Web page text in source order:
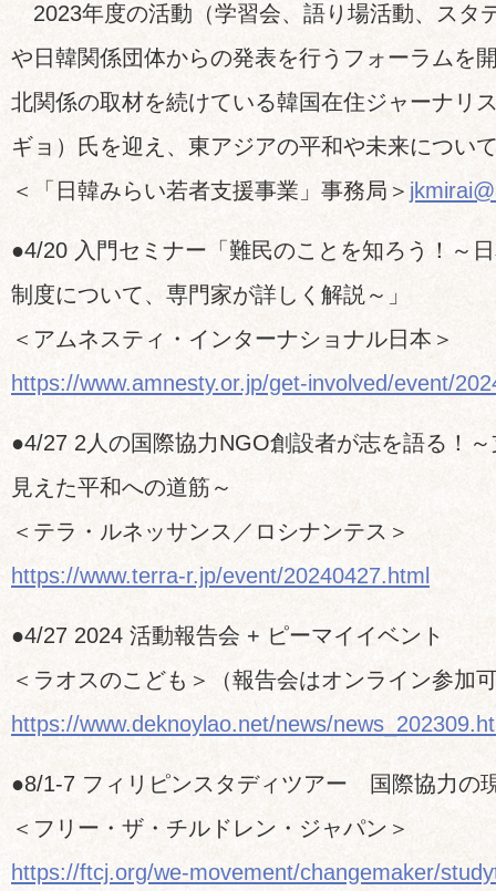
2023年度の活動（学習会、語り場活動、スタ
や日韓関係団体からの発表を行うフォーラムを
北関係の取材を続けている韓国在住ジャーナリ
ギョ）氏を迎え、東アジアの平和や未来につい
＜「日韓みらい若者支援事業」事務局＞
●4/20 入門セミナー「難民のことを知ろう！～
制度について、専門家が詳しく解説～」
＜アムネスティ・インターナショナル日本＞
https://www.amnesty.or.jp/get-involved/event/
●4/27 2人の国際協力NGO創設者が志を語る！
見えた平和への道筋～
＜テラ・ルネッサンス／ロシナンテス＞
https://www.terra-r.jp/event/20240427.html
●4/27 2024 活動報告会 + ピーマイイベント
＜ラオスのこども＞（報告会はオンライン参加
https://www.deknoylao.net/news/
●8/1-7 フィリピンスタディツアー 国際協力の
＜フリー・ザ・チルドレン・ジャパン＞
https://ftcj.org/we-movement/changemaker/